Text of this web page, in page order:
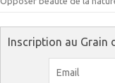
Inscription au Grain